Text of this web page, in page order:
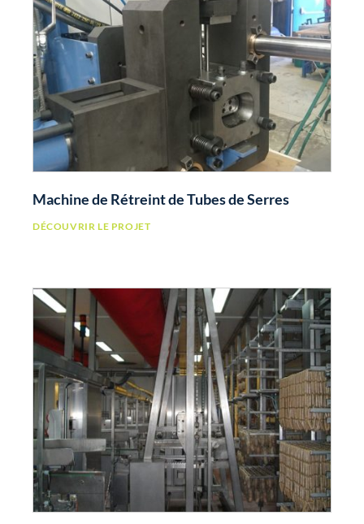
Machine de Rétreint de Tubes de Serres
DÉCOUVRIR LE PROJET